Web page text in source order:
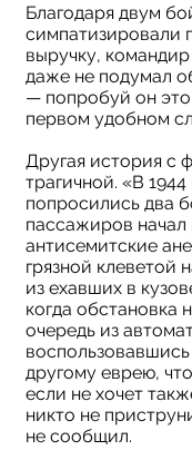
Благодаря двум
симпатизировали
выручку,
даже не подумал
— попробуй он это
первом удобном
Другая история с
трагичной. «В
попросились два
пассажиров начал
антисемитские
грязной клеветой
из ехавших в
когда обстановка
очередь из
другому еврею,
если не хочет
никто не
не сообщил.